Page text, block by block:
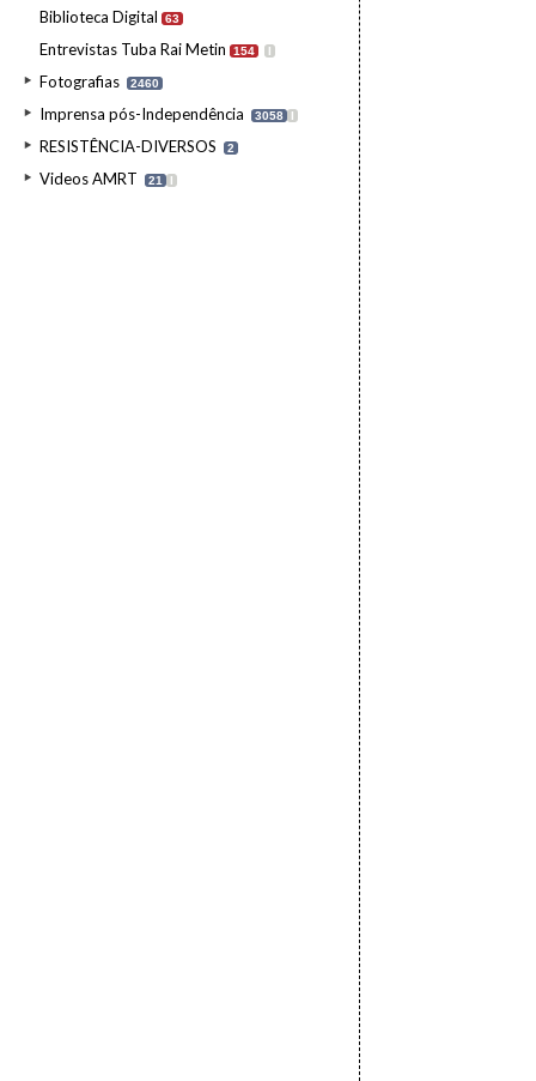
Biblioteca Digital 63
Entrevistas Tuba Rai Metin 154 I
Fotografias 2460
Imprensa pós-Independência 3058 I
RESISTÊNCIA-DIVERSOS 2
Videos AMRT 21 I